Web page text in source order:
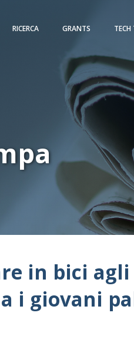
RICERCA GRANTS TECH
in bici
i giovani